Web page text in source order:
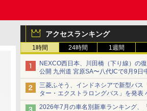
アクセスランキング
1時間 24時間 1週間
NEXCO西日本、川田橋（下り線）の
公開 九州道 宮原SA〜八代ICで8月9日
車両を通行可能に
三菱ふそう、インドネシアで新型バス
ター・エクストラロングバス」を発表
ックベースの観光・旅客輸送向けバス
2026年7月の車名別新車ランキング、